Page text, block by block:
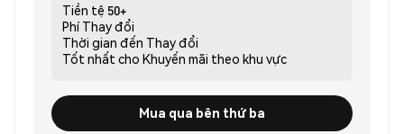
Tiền tệ 50+
Phí Thay đổi
Thời gian đến Thay đổi
Tốt nhất cho Khuyến mãi theo khu vực
Mua qua bên thứ ba